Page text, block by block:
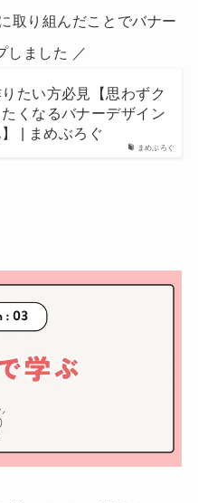
取り組んだことでバナー
しました ／
まめぶろぐ
たい方必見【思わずク
たくなるバナーデザイン
| まめぶろぐ